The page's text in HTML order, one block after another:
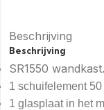
Beschrijving
Beschrijving
SR1550 wandkast.
1 schuifelement 50
1 glasplaat in het